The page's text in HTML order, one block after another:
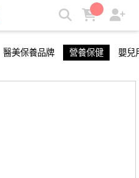
醫美保養品牌 營養保健 嬰兒